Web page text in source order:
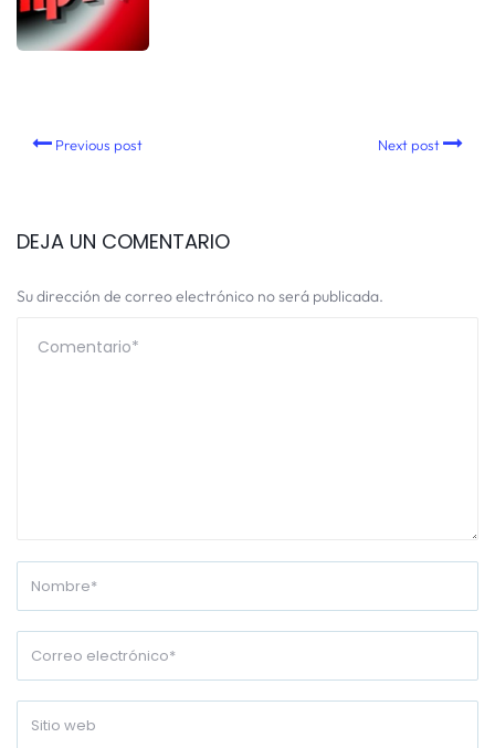
Previous post Next post
DEJA UN COMENTARIO
Su dirección de correo electrónico no será publicada.